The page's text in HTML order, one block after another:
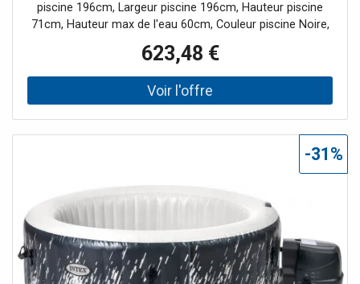
piscine 196cm, Largeur piscine 196cm, Hauteur piscine
71cm, Hauteur max de l'eau 60cm, Couleur piscine Noire,
Capacité piscine 795L, Nb de Jets 140jets, Pays de
fabrication Chine, Débit horaire max pompe 1741L/h, Filtre
À cartouche, Bâche de protection Incluse, Tapis de sol
Inclus, Traitement eau calcaire en dotation, Chlorinateur
Inclus, Module WIFI (en dotation), Gestion à travers l'App,
623,48 €
-31%